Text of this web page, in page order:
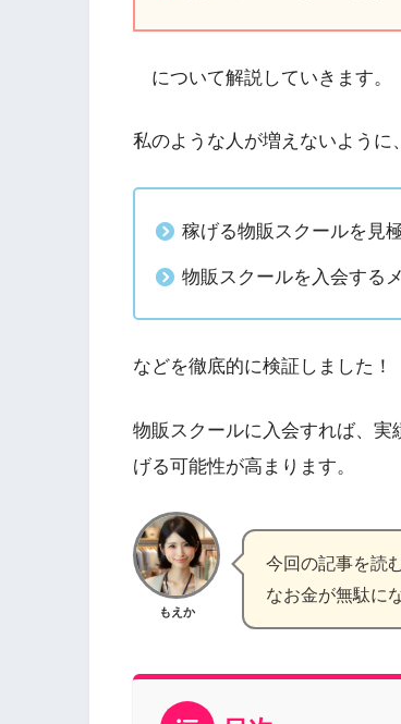
について解説していきます。
私のような人が増えないように
稼げる物販スクールを見
物販スクールを入会する
などを徹底的に検証しました！
物販スクールに入会すれば、
げる可能性が高まります。
もえか
今回の記事を読
なお金が無駄に